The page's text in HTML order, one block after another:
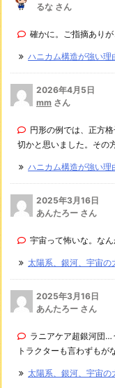
るな さん
確かに。ご指摘ありが
ハニカム構造が強い理
2026年4月5日
mm さん
円形の例では、正方
切かと思いました。その
ハニカム構造が強い理
2025年3月16日
あんたろー さん
宇宙って怖いな。なん
太陽系、銀河、宇宙の
2025年3月16日
あんたろー さん
ラニアケア超銀河団…
トラクターも言わずもが
太陽系、銀河、宇宙の